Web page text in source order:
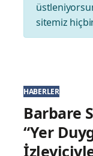
sitemiz
HABERLER
Barbare
“Yer